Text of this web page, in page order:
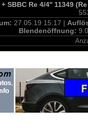
SBBC Re 4/4'' 11349
27.05.19 15:17 |
Blendenöffnung: